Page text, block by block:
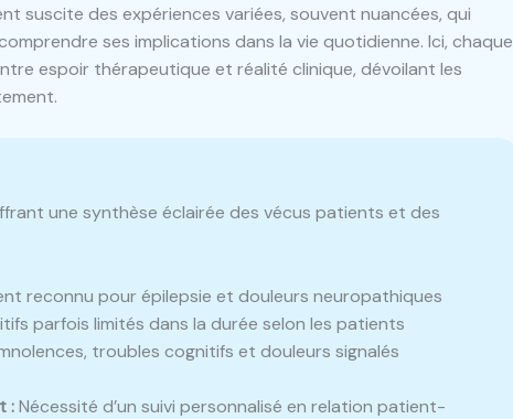
suscite des expériences variées, souvent nuancées, qui
ses implications dans la vie quotidienne. Ici, chaque
espoir thérapeutique et réalité clinique, dévoilant les
une synthèse éclairée des vécus patients et des
reconnu pour épilepsie et douleurs neuropathiques
parfois limités dans la durée selon les patients
troubles cognitifs et douleurs signalés
:Nécessité d’un suivi personnalisé en relation patient-